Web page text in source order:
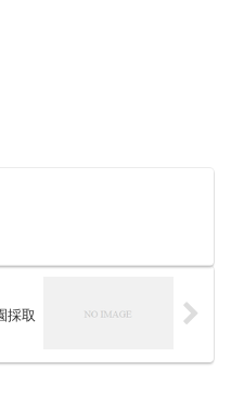
採取